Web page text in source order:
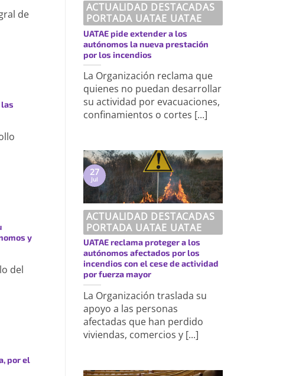
de
las
y
del
por el
ACTUALIDAD DESTACADAS
PORTADA UATAE UATAE
UATAE pide extender a los
autónomos la nueva prestación
por los incendios
La Organización reclama que
quienes no puedan desarrollar
su actividad por evacuaciones,
confinamientos o cortes [...]
ACTUALIDAD DESTACADAS
PORTADA UATAE UATAE
UATAE reclama proteger a los
autónomos afectados por los
incendios con el cese de actividad
por fuerza mayor
La Organización traslada su
apoyo a las personas
afectadas que han perdido
viviendas, comercios y [...]
27
Jul